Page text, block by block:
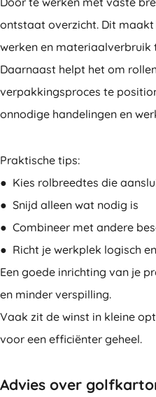
ontstaat overzicht. Dit
werken en materiaalverbruik
Daarnaast helpt het om
verpakkingsproces te
onnodige handelingen en
Praktische tips:
● Kies rolbreedtes die
● Snijd alleen wat nodig is
● Combineer met andere
● Richt je werkplek logisch
Een goede inrichting van je
en minder verspilling.
Vaak zit de winst in kleine
voor een efficiënter geheel.
Advies over